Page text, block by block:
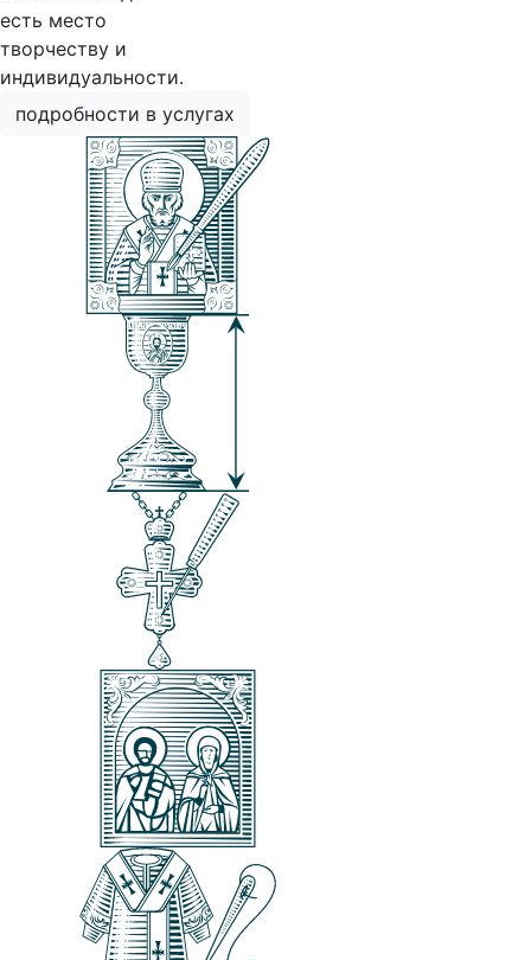
есть место
творчеству и
индивидуальности.
подробности в услугах